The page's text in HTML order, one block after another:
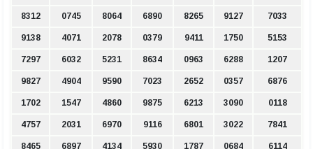
8312 0745 8064 6890 8265 9127 7033
9138 4071 2078 0379 9411 1750 5153
7297 6032 5231 8634 0963 6288 1207
9827 4904 9590 7023 2652 0357 6876
1702 1547 4860 9875 6213 3090 0118
4757 2031 6970 9116 6801 3022 7841
8465 6897 4134 5930 1787 0684 6114